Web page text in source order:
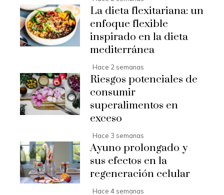
La dieta flexitariana: un
enfoque flexible
inspirado en la dieta
mediterránea
Hace 2 semanas
Riesgos potenciales de
consumir
superalimentos en
exceso
Hace 3 semanas
Ayuno prolongado y
sus efectos en la
regeneración celular
Hace 4 semanas